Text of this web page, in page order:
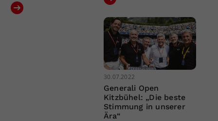
30.07.2022
Generali Open
Kitzbühel: „Die beste
Stimmung in unserer
Ära“